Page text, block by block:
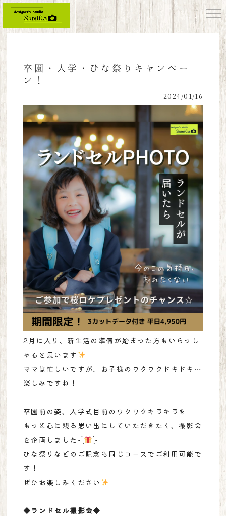
卒園・入学・ひな祭りキャンペー
ン！
2024/01/16
2月に入り、新生活の準備が始まった方もいらっし
ゃると思います
ママは忙しいですが、お子様のワクワクドキドキ…
楽しみですね！
卒園前の姿、入学式目前のワクワクキラキラを
もっと心に残る思い出にしていただきたく、撮影会
を企画しました- ̗̀
̖́-
ひな祭りなどのご記念も同じコースでご利用可能で
す！
ぜひお楽しみください
◆ランドセル撮影会◆